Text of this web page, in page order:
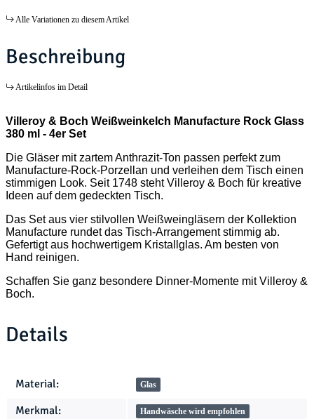
Alle Variationen zu diesem Artikel
Beschreibung
Artikelinfos im Detail
Villeroy & Boch Weißweinkelch Manufacture Rock Glass
380 ml - 4er Set
Die Gläser mit zartem Anthrazit-Ton passen perfekt zum
Manufacture-Rock-Porzellan und verleihen dem Tisch einen
stimmigen Look. Seit 1748 steht Villeroy & Boch für kreative
Ideen auf dem gedeckten Tisch.
Das Set aus vier stilvollen Weißweingläsern der Kollektion
Manufacture rundet das Tisch-Arrangement stimmig ab.
Gefertigt aus hochwertigem Kristallglas. Am besten von
Hand reinigen.
Schaffen Sie ganz besondere Dinner-Momente mit Villeroy &
Boch.
Details
Produkteigenschaft
Wert
Material: Glas
Merkmal: Handwäsche wird empfohlen